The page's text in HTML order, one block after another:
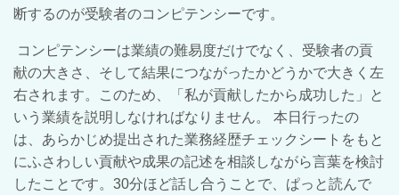
断するのが受験者のコンピテンシーです。
コンピテンシーは業績の難易度だけでなく、受験者の貢
献の大きさ、そして結果につながったかどうかで大きく左
右されます。このため、「私が貢献したから成功した」と
いう業績を説明しなければなりません。 本日行ったの
は、あらかじめ提出された業務経歴チェックシートをもと
にふさわしい貢献や成果の記述を相談しながら言葉を検討
したことです。30分ほど話し合うことで、ぱっと読んで